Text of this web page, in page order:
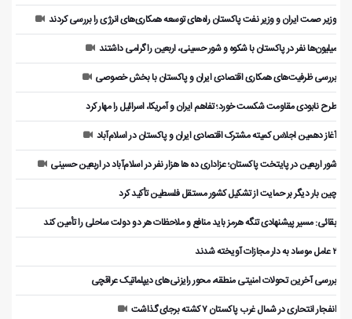
وزیر صمت ایران و وزیر نفت پاکستان راه‌های توسعه همکاری‌های انرژی را بررسی کردند
میلیون‌ها نفر در پاکستان با شکوه و شور حسینی، اربعین را گرامی داشتند
بررسی ظرفیت‌های همکاری اقتصادی ایران و پاکستان با بخش خصوصی
طرح نابودی مقاومت شکست خورد؛ تفاهم ایران و آمریکا، اسرائیل را مهار کرد
آغاز دهمین اجلاس کمیته مشترک اقتصادی ایران و پاکستان در اسلام‌آباد
شور اربعین در پایتخت پاکستان؛ عزاداری ده ها هزار نفر در اسلام‌آباد در اربعین حسینی
چین بار دیگر بر حمایت از تشکیل کشور مستقل فلسطین تأکید کرد
بقائی: مسیر پیشنهادی تنگه هرمز باید منافع و ملاحظات هر دو دولت ساحلی را تأمین کند
۲ عامل موساد به دار مجازات آویخته شدند
بررسی آخرین تحولات امنیتی منطقه، محور رایزنی‌های دیپلماتیک عراقچی
انفجار انتحاری در شمال غرب پاکستان ۷ کشته برجای گذاشت